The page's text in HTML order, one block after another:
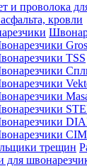
и проволока
кровли
TSS